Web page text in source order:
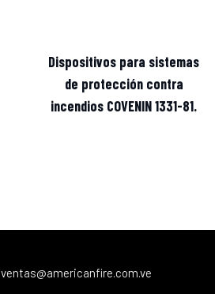
Dispositivos para sistemas
de protección contra
incendios COVENIN 1331-81.
ventas@americanfire.com.ve